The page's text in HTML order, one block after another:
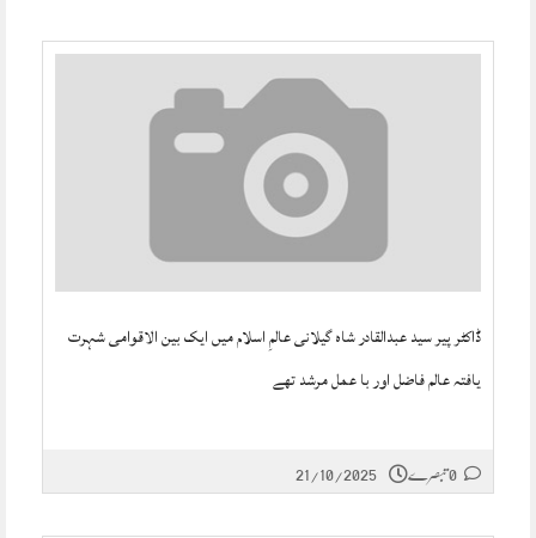
ڈاکٹر پیر سید عبدالقادر شاہ گیلانی عالمِ اسلام میں ایک بین الاقوامی شہرت
یافتہ عالم فاضل اور با عمل مرشد تھے
21/10/2025